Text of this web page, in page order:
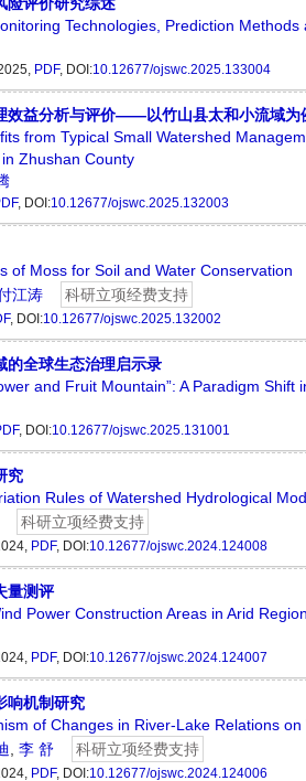
Technologies, Prediction Methods
PDF, DOI:10.12677/ojswc.2025.133004
效益分析与评价——以竹山县太和小流域为
from Typical Small Watershed
Zhushan County
, DOI:10.12677/ojswc.2025.132003
of Moss for Soil and Water Conservation
江涛 科研立项经费支持
, DOI:10.12677/ojswc.2025.132002
的全球生态治理启示录
and Fruit Mountain”: A Paradigm
, DOI:10.12677/ojswc.2025.131001
究
Rules of Watershed Hydrological
科研立项经费支持
PDF, DOI:10.12677/ojswc.2024.124008
量测评
Power Construction Areas in Arid
PDF, DOI:10.12677/ojswc.2024.124007
响机制研究
of Changes in River-Lake Relations
李 舒 科研立项经费支持
PDF, DOI:10.12677/ojswc.2024.124006